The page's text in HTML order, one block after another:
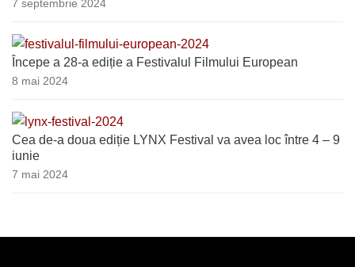
7 septembrie 2024
Începe a 28-a ediție a Festivalul Filmului European
8 mai 2024
Cea de-a doua ediție LYNX Festival va avea loc între 4 – 9
iunie
7 mai 2024